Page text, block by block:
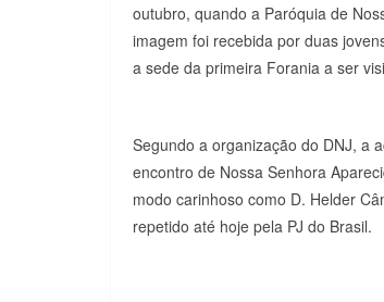
outubro, quando a Paróquia de
imagem foi recebida por duas
a sede da primeira Forania a ser
Segundo a organização do DNJ, a
encontro de Nossa Senhora
modo carinhoso como D. Helder
repetido até hoje pela PJ do Brasil.